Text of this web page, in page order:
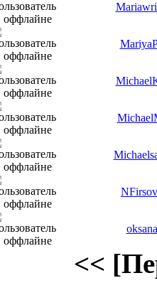
oksana
<<